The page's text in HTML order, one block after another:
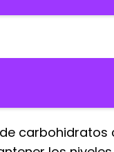
carbohidratos